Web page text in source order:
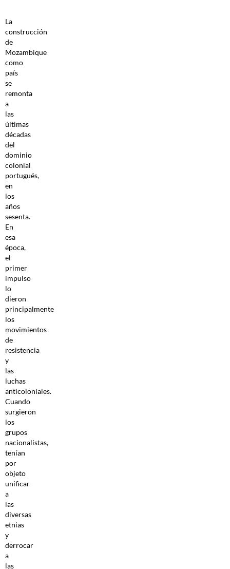
La
construcción
de
Mozambique
como
país
se
remonta
a
las
últimas
décadas
del
dominio
colonial
portugués,
en
los
años
sesenta.
En
esa
época,
el
primer
impulso
lo
dieron
principalmente
los
movimientos
de
resistencia
y
las
luchas
anticoloniales.
Cuando
surgieron
los
grupos
nacionalistas,
tenían
por
objeto
unificar
a
las
diversas
etnias
y
derrocar
a
las